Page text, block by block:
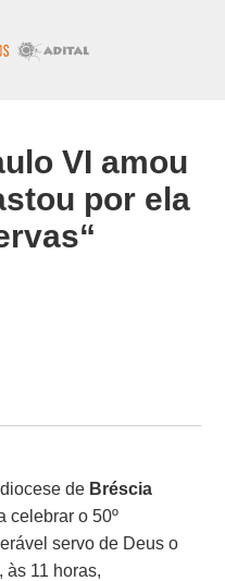
VI amou
por ela
de Bréscia
celebrar o 50º
servo de Deus o
às 11 horas,